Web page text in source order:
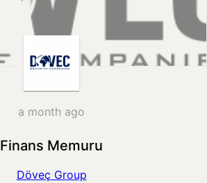
a month ago
Finans Memuru
Döveç Group